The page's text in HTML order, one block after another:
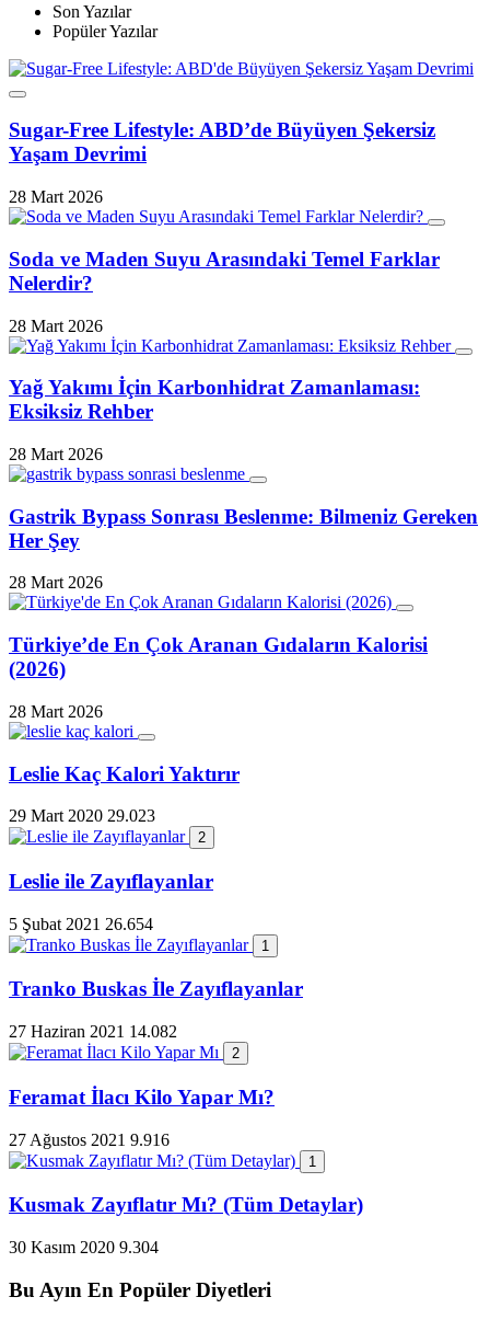
Son Yazılar
Popüler Yazılar
Sugar-Free Lifestyle: ABD’de Büyüyen Şekersiz
Yaşam Devrimi
28 Mart 2026
Soda ve Maden Suyu Arasındaki Temel Farklar
Nelerdir?
28 Mart 2026
Yağ Yakımı İçin Karbonhidrat Zamanlaması:
Eksiksiz Rehber
28 Mart 2026
Gastrik Bypass Sonrası Beslenme: Bilmeniz Gereken
Her Şey
28 Mart 2026
Türkiye’de En Çok Aranan Gıdaların Kalorisi
(2026)
28 Mart 2026
Leslie Kaç Kalori Yaktırır
29 Mart 2020 29.023
2
Leslie ile Zayıflayanlar
5 Şubat 2021 26.654
1
Tranko Buskas İle Zayıflayanlar
27 Haziran 2021 14.082
2
Feramat İlacı Kilo Yapar Mı?
27 Ağustos 2021 9.916
1
Kusmak Zayıflatır Mı? (Tüm Detaylar)
30 Kasım 2020 9.304
Bu Ayın En Popüler Diyetleri